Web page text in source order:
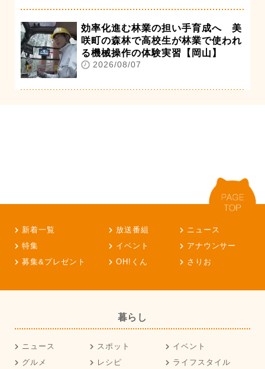
効率化進む林業の担い手育成へ 美
咲町の森林で高校生が林業で使われ
る機械操作の体験実習【岡山】
2026/08/07
新着一覧 放送番組
ニュース
特集
イベント
アナウンサー
募集&プレゼント
OH!くん さりお
暮らし
ニュース スポット
イベント
グルメ
レシピ
ライフスタイル